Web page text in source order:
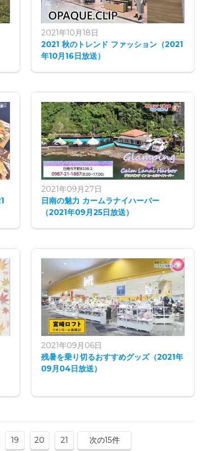
2021年10月18日
2021 秋のトレンド ファッション（2021
年10月16日放送）
2021年09月27日
日南の魅力 カームラナイハーバー
（2021年09月25日放送）
2021年09月06日
残暑を乗り切るおすすめグッズ（2021年
09月04日放送）
19 20 21 次の15件